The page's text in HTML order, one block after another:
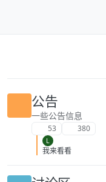
公告
一些公告信息
53 380
L
我来看看